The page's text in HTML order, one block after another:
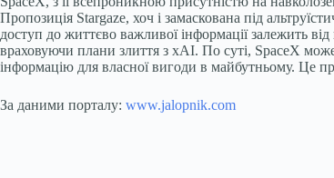
Пропозиція Stargaze, хоч і замаскована під
доступ до життєво важливої інформації залежить
враховуючи плани злиття з xAI. По суті, SpaceX
інформацію для власної вигоди в майбутньому. Це
За даними порталу: www.jalopnik.com